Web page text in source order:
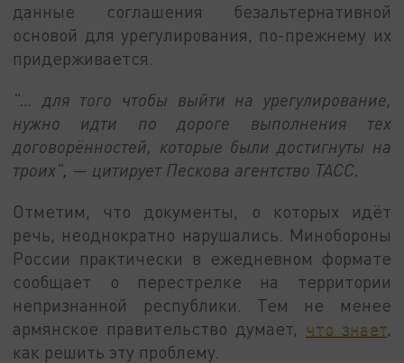
данные соглашения безальтернативной
основой для урегулирования, по-прежнему их
придерживается.
"… для того чтобы выйти на урегулирование,
нужно идти по дороге выполнения тех
договорённостей, которые были достигнуты на
троих", — цитирует Пескова агентство ТАСС.
Отметим, что документы, о которых идёт
речь, неоднократно нарушались. Минобороны
России практически в ежедневном формате
сообщает о перестрелке на территории
непризнанной республики. Тем не менее
армянское правительство думает, что знает,
как решить эту проблему.